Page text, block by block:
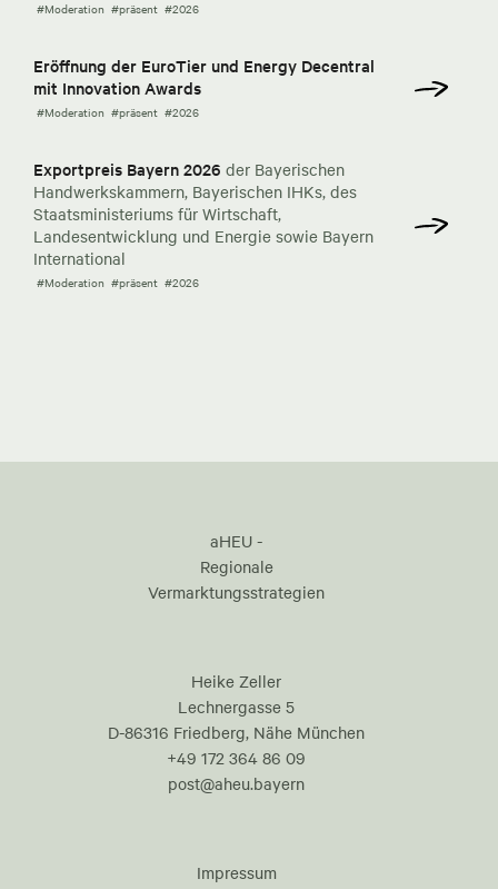
#Moderation #präsent #2026
Eröffnung der EuroTier und Energy Decentral
mit Innovation Awards
#Moderation #präsent #2026
Exportpreis Bayern 2026 der Bayerischen
Handwerkskammern, Bayerischen IHKs, des
Staatsministeriums für Wirtschaft,
Landesentwicklung und Energie sowie Bayern
International
#Moderation #präsent #2026
aHEU -
Regionale
Vermarktungsstrategien
Heike Zeller
Lechnergasse 5
D-86316 Friedberg, Nähe München
+49 172 364 86 09
post@aheu.bayern
Impressum